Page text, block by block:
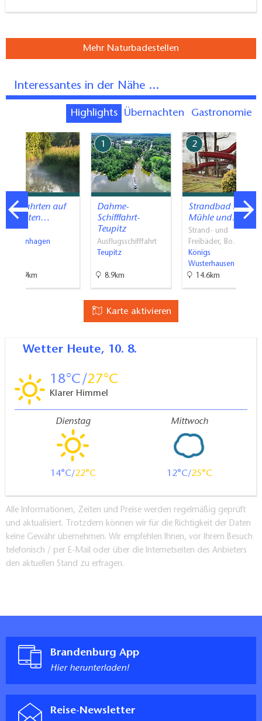
Mehr Naturbadestellen
Interessantes in der Nähe ...
Highlights Übernachten Gastronomie
Floßfahrten auf
der Alten…
Flöße
Spreenhagen
28.9km
1
Dahme-
Schifffahrt-
Teupitz
Ausflugsschifffahrt
Teupitz
8.9km
2
Strandbad Neue
Mühle und…
Strand- und
Freibäder, Bo…
Königs
Wusterhausen
14.6km
Karte aktivieren
Wetter Heute, 10. 8.
18 27
Klarer Himmel
Dienstag
14 22
Mittwoch
12 25
Alle Informationen, Zeiten und Preise werden regelmäßig geprüft
und aktualisiert. Trotzdem können wir für die Richtigkeit der Daten
keine Gewähr übernehmen. Wir empfehlen Ihnen, vor Ihrem Besuch
telefonisch / per E-Mail oder über die Internetseiten des Anbieters
den aktuellen Stand zu erfragen.
Brandenburg App
Hier herunterladen!
Reise-Newsletter